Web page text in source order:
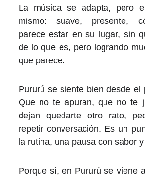
La música se adapta, pero
mismo: suave, presente,
parece estar en su lugar, sin
de lo que es, pero logrando
que parece.
Pururú se siente bien desde el
Que no te apuran, que no te
dejan quedarte otro rato,
repetir conversación. Es un
la rutina, una pausa con sabor
Porque sí, en Pururú se viene